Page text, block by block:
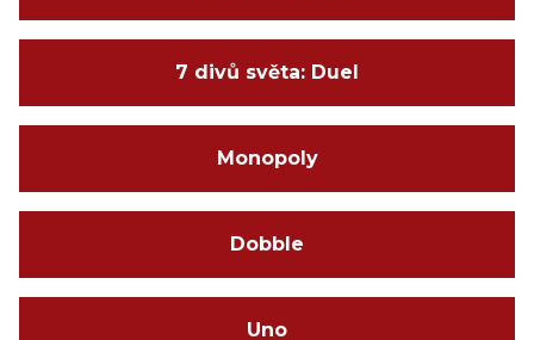
7 divů světa: Duel
Monopoly
Dobble
Uno